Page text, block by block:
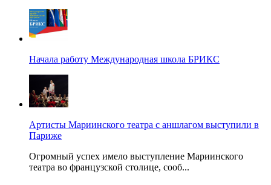
Начала работу Международная школа БРИКС
Артисты Мариинского театра с аншлагом выступили в
Париже
Огромный успех имело выступление Мариинского
театра во французской столице, сооб...